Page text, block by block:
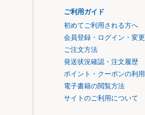
ご利用ガイド
初めてご利用される方へ
会員登録・ログイン・変更
ご注文方法
発送状況確認・注文履歴
ポイント・クーポンの利用
電子書籍の閲覧方法
サイトのご利用について